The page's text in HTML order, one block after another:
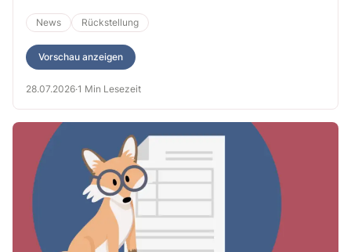
hier zu enormen Problemen führen können.
News Rückstellung
Vorschau anzeigen
28.07.2026·1 Min Lesezeit